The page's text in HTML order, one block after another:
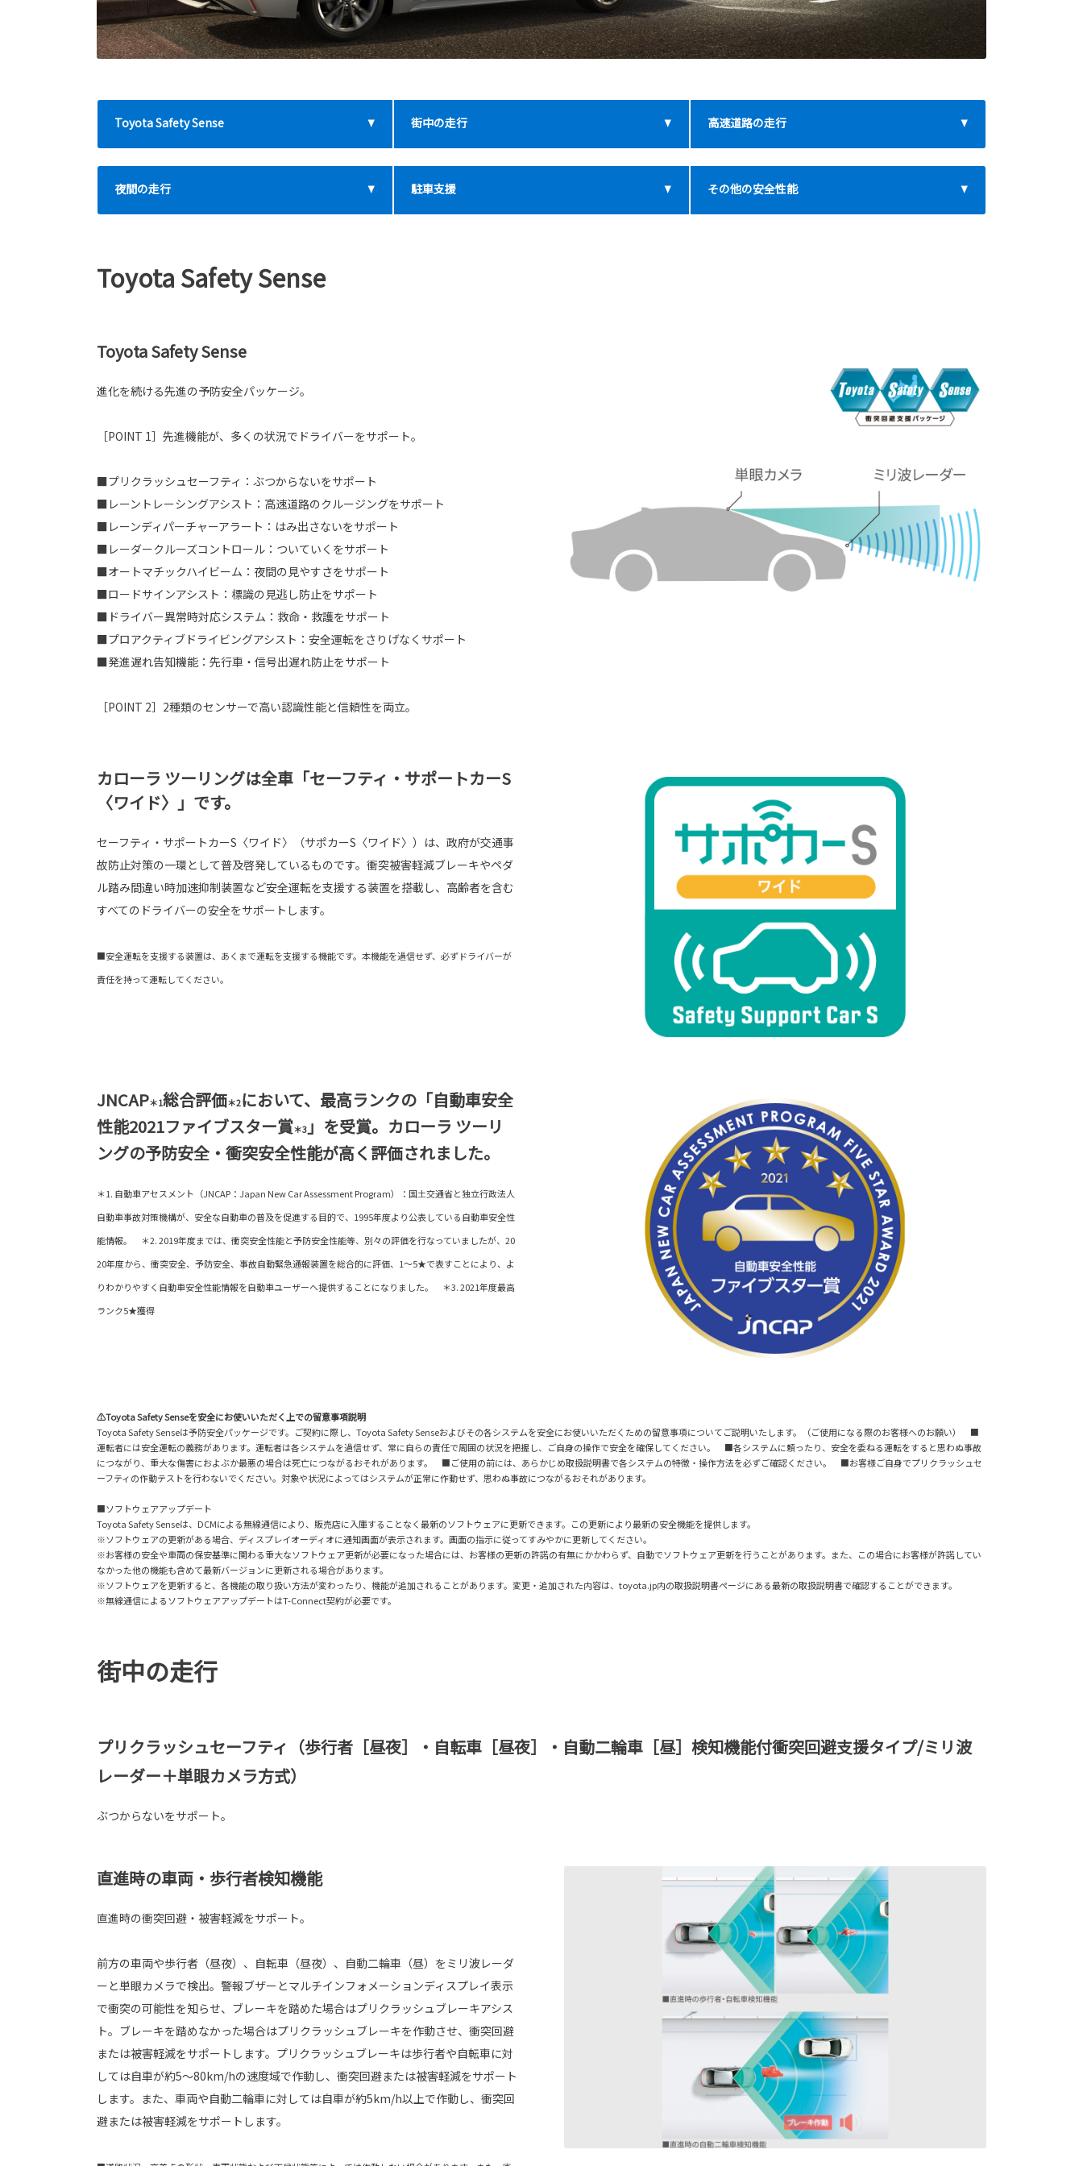
Toyota Safety Sense 街中の走行 高速道路の走行
夜間の走行 駐車支援 その他の安全性能
Toyota Safety Sense
Toyota Safety Sense
進化を続ける先進の予防安全パッケージ。
［POINT 1］先進機能が、多くの状況でドライバーをサポート。
■プリクラッシュセーフティ：ぶつからないをサポート
■レーントレーシングアシスト：高速道路のクルージングをサポート
■レーンディパーチャーアラート：はみ出さないをサポート
■レーダークルーズコントロール：ついていくをサポート
■オートマチックハイビーム：夜間の見やすさをサポート
■ロードサインアシスト：標識の見逃し防止をサポート
■ドライバー異常時対応システム：救命・救護をサポート
■プロアクティブドライビングアシスト：安全運転をさりげなくサポート
■発進遅れ告知機能：先行車・信号出遅れ防止をサポート
［POINT 2］2種類のセンサーで高い認識性能と信頼性を両立。
カローラ ツーリングは全車「セーフティ・サポートカーS
〈ワイド〉」です。
セーフティ・サポートカーS〈ワイド〉（サポカーS〈ワイド〉）は、政府が交通事
故防止対策の一環として普及啓発しているものです。衝突被害軽減ブレーキやペダ
ル踏み間違い時加速抑制装置など安全運転を支援する装置を搭載し、高齢者を含む
すべてのドライバーの安全をサポートします。
■安全運転を支援する装置は、あくまで運転を支援する機能です。本機能を過信せず、必ずドライバーが
責任を持って運転してください。
JNCAP＊1総合評価＊2において、最高ランクの「自動車安全
性能2021ファイブスター賞＊3」を受賞。カローラ ツーリ
ングの予防安全・衝突安全性能が高く評価されました。
＊1. 自動車アセスメント（JNCAP：Japan New Car Assessment Program）：国土交通省と独立行政法人
自動車事故対策機構が、安全な自動車の普及を促進する目的で、1995年度より公表している自動車安全性
能情報。 ＊2. 2019年度までは、衝突安全性能と予防安全性能等、別々の評価を行なっていましたが、20
20年度から、衝突安全、予防安全、事故自動緊急通報装置を総合的に評価、1～5★で表すことにより、よ
りわかりやすく自動車安全性能情報を自動車ユーザーへ提供することになりました。 ＊3. 2021年度最高
ランク5★獲得
⚠Toyota Safety Senseを安全にお使いいただく上での留意事項説明
Toyota Safety Senseは予防安全パッケージです。ご契約に際し、Toyota Safety Senseおよびその各システムを安全にお使いいただくための留意事項についてご説明いたします。（ご使用になる際のお客様へのお願い） ■
運転者には安全運転の義務があります。運転者は各システムを過信せず、常に自らの責任で周囲の状況を把握し、ご自身の操作で安全を確保してください。 ■各システムに頼ったり、安全を委ねる運転をすると思わぬ事故
につながり、重大な傷害におよぶか最悪の場合は死亡につながるおそれがあります。 ■ご使用の前には、あらかじめ取扱説明書で各システムの特徴・操作方法を必ずご確認ください。 ■お客様ご自身でプリクラッシュセ
ーフティの作動テストを行わないでください。対象や状況によってはシステムが正常に作動せず、思わぬ事故につながるおそれがあります。
■ソフトウェアアップデート
Toyota Safety Senseは、DCMによる無線通信により、販売店に入庫することなく最新のソフトウェアに更新できます。この更新により最新の安全機能を提供します。
※ソフトウェアの更新がある場合、ディスプレイオーディオに通知画面が表示されます。画面の指示に従ってすみやかに更新してください。
※お客様の安全や車両の保安基準に関わる重大なソフトウェア更新が必要になった場合には、お客様の更新の許諾の有無にかかわらず、自動でソフトウェア更新を行うことがあります。また、この場合にお客様が許諾してい
なかった他の機能も含めて最新バージョンに更新される場合があります。
※ソフトウェアを更新すると、各機能の取り扱い方法が変わったり、機能が追加されることがあります。変更・追加された内容は、toyota.jp内の取扱説明書ページにある最新の取扱説明書で確認することができます。
※無線通信によるソフトウェアアップデートはT-Connect契約が必要です。
街中の走行
プリクラッシュセーフティ（歩行者［昼夜］・自転車［昼夜］・自動二輪車［昼］検知機能付衝突回避支援タイプ/ミリ波
レーダー＋単眼カメラ方式）
ぶつからないをサポート。
直進時の車両・歩行者検知機能
直進時の衝突回避・被害軽減をサポート。
前方の車両や歩行者（昼夜）、自転車（昼夜）、自動二輪車（昼）をミリ波レーダ
ーと単眼カメラで検出。警報ブザーとマルチインフォメーションディスプレイ表示
で衝突の可能性を知らせ、ブレーキを踏めた場合はプリクラッシュブレーキアシス
ト。ブレーキを踏めなかった場合はプリクラッシュブレーキを作動させ、衝突回避
または被害軽減をサポートします。プリクラッシュブレーキは歩行者や自転車に対
しては自車が約5〜80km/hの速度域で作動し、衝突回避または被害軽減をサポート
します。また、車両や自動二輪車に対しては自車が約5km/h以上で作動し、衝突回
避または被害軽減をサポートします。